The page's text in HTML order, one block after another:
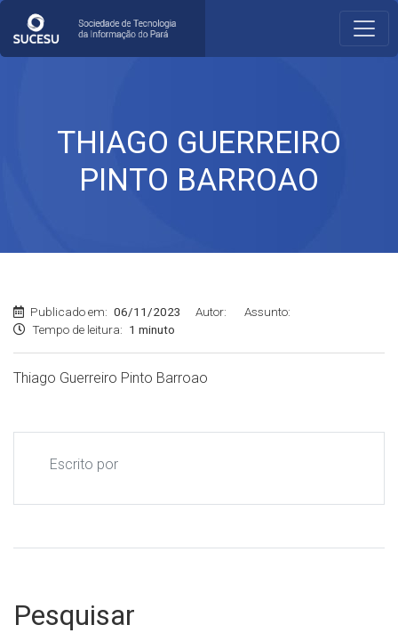
THIAGO GUERREIRO
PINTO BARROAO
Publicado em: 06/11/2023 Autor:
Assunto:
Tempo de leitura: 1 minuto
Thiago Guerreiro Pinto Barroao
Escrito por
Pesquisar